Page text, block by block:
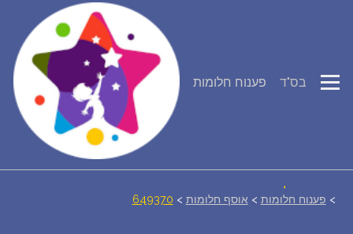
פענוח חלומות בס"ד
אוסף החלומות> פענוח חלומות > אוסף חלומות >
649370